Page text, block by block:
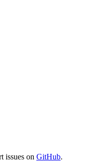
issues on GitHub.